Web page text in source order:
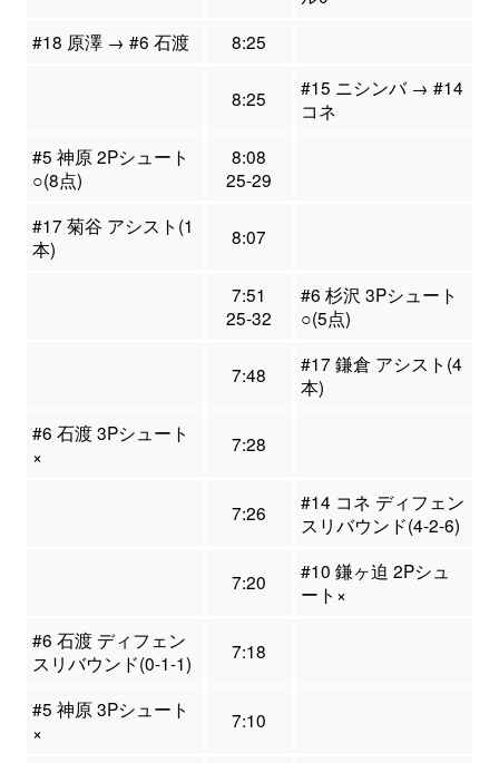
#18 原澤 → #6 石渡
8:25
8:25
#15 ニシンバ → #14
コネ
#5 神原 2Pシュート
○(8点)
8:08
25-29
#17 菊谷 アシスト(1
本)
8:07
7:51
25-32
#6 杉沢 3Pシュート
○(5点)
7:48
#17 鎌倉 アシスト(4
本)
#6 石渡 3Pシュート
×
7:28
7:26
#14 コネ ディフェン
スリバウンド(4-2-6)
7:20
#10 鎌ヶ迫 2Pシュ
ート×
#6 石渡 ディフェン
スリバウンド(0-1-1)
7:18
#5 神原 3Pシュート
×
7:10